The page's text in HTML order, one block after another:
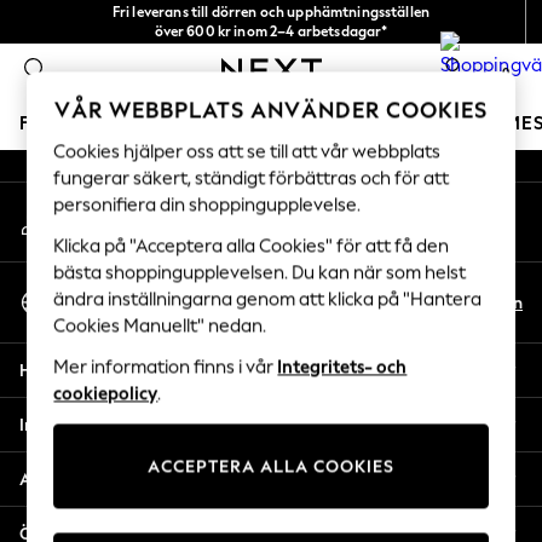
Fri leverans till dörren och upphämtningsställen
över 600 kr inom 2–4 arbetsdagar*
0
FLICKOR POJKAR BABY DAMER HERRAR
GIRLS
New In
50 - 92cm
98 - 110cm
116 - 134cm
140 - 174cm
Trending: Top & Short Sets
Trending: Clogs
All Clothing
Coats & Jackets
Sweatshirts & Hoodies
An error occurred on client
Våra sociala nätverk
Mitt konto
Logga in på ditt konto
Välj Språk
Svenska
Sv En
Hjälp
Integritet & Juridik
Avdelningar
Övriga tjänster
VÅR WEBBPLATS ANVÄNDER COOKIES
Cookies hjälper oss att se till att vår webbplats
fungerar säkert, ständigt förbättras och för att
personifiera din shoppingupplevelse.
Klicka på "Acceptera alla Cookies" för att få den
bästa shoppingupplevelsen. Du kan när som helst
ändra inställningarna genom att klicka på "Hantera
Cookies Manuellt" nedan.
Mer information finns i vår Integritets- och
cookiepolicy.
ACCEPTERA ALLA COOKIES